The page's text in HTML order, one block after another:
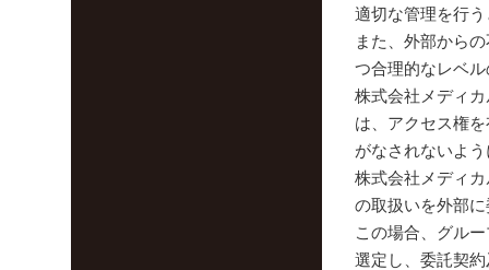
適切な管理を行
また、外部から
つ合理的なレベ
株式会社メディ
は、アクセス権
がなされないよ
株式会社メディ
の取扱いを外部
この場合、グル
選定し、委託契